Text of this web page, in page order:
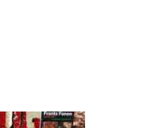
rein digital